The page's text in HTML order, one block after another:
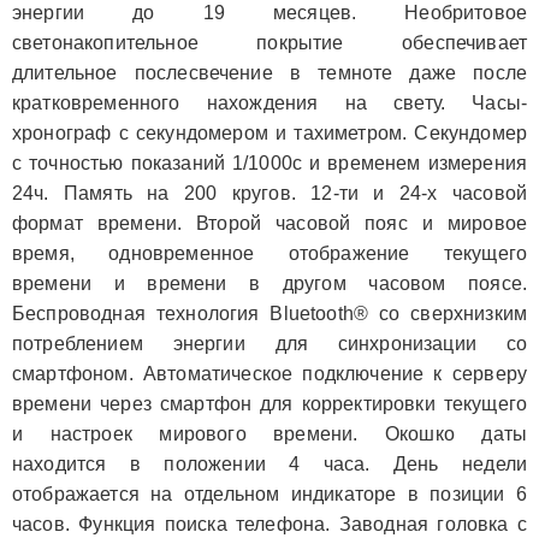
энергии до 19 месяцев. Необритовое
светонакопительное покрытие обеспечивает
длительное послесвечение в темноте даже после
кратковременного нахождения на свету. Часы-
хронограф с секундомером и тахиметром. Секундомер
с точностью показаний 1/1000с и временем измерения
24ч. Память на 200 кругов. 12-ти и 24-х часовой
формат времени. Второй часовой пояс и мировое
время, одновременное отображение текущего
времени и времени в другом часовом поясе.
Беспроводная технология Bluetooth® со сверхнизким
потреблением энергии для синхронизации со
смартфоном. Автоматическое подключение к серверу
времени через смартфон для корректировки текущего
и настроек мирового времени. Окошко даты
находится в положении 4 часа. День недели
отображается на отдельном индикаторе в позиции 6
часов. Функция поиска телефона. Заводная головка с